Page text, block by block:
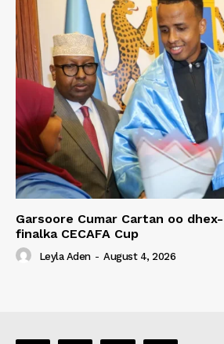
Garsoore Cumar Cartan oo
finalka CECAFA Cup
Leyla Aden - August 4, 2026